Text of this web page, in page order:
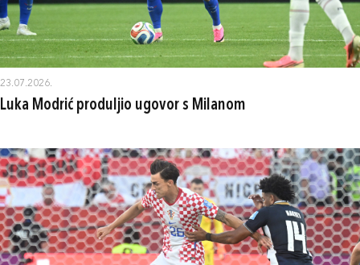
23.07.2026.
Luka Modrić produljio ugovor s Milanom